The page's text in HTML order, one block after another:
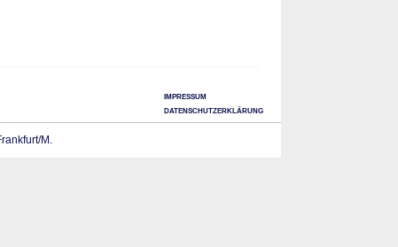
IMPRESSUM
DATENSCHUTZERKLÄRUNG
M.